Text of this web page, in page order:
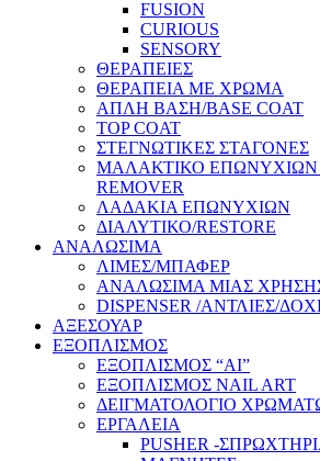
FUSION
CURIOUS
SENSORY
ΘΕΡΑΠΕΙΕΣ
ΘΕΡΑΠΕΙΑ ΜΕ ΧΡΩΜΑ
ΑΠΛΗ ΒΑΣΗ/BASE COAT
TOP COAT
ΣΤΕΓΝΩΤΙΚΕΣ ΣΤΑΓΟΝΕΣ
ΜΑΛΑΚΤΙΚΟ ΕΠΩΝΥΧΙΩΝ
REMOVER
ΛΑΔΑΚΙΑ ΕΠΩΝΥΧΙΩΝ
ΔΙΑΛΥΤΙΚΟ/RESTORE
ΑΝΑΛΩΣΙΜΑ
ΛΙΜΕΣ/ΜΠΑΦΕΡ
ΑΝΑΛΩΣΙΜΑ ΜΙΑΣ
DISPENSER /ΑΝΤΛΙΕΣ/
ΑΞΕΣΟΥΑΡ
ΕΞΟΠΛΙΣΜΟΣ
ΕΞΟΠΛΙΣΜΟΣ “AI”
ΕΞΟΠΛΙΣΜΟΣ NAIL ART
ΔΕΙΓΜΑΤΟΛΟΓΙΟ
ΕΡΓΑΛΕΙΑ
PUSHER -